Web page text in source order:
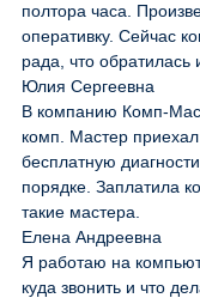
полтора часа.
оперативку. Сейчас
рада, что
Юлия Сергеевна
В компанию Комп-
комп. Мастер приехал
бесплатную
порядке. Заплатила
такие мастера.
Елена Андреевна
Я работаю на
куда звонить и что